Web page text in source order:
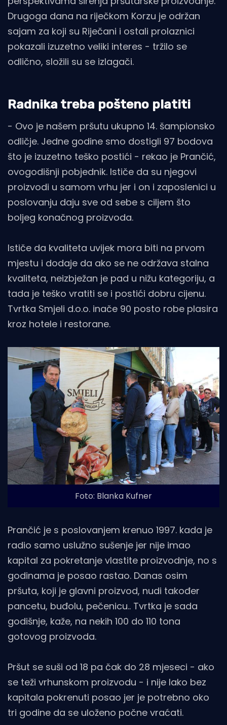
Drugoga dana na riječkom Korzu je održan
sajam za koji su Riječani i ostali prolaznici
pokazali izuzetno veliki interes - tržilo se
odlično, složili su se izlagači.
Radnika treba pošteno platiti
- Ovo je našem pršutu ukupno 14. šampionsko
odličje. Jedne godine smo dostigli 97 bodova
što je izuzetno teško postići - rekao je Prančić,
ovogodišnji pobjednik. Ističe da su njegovi
proizvodi u samom vrhu jer i on i zaposlenici u
poslovanju daju sve od sebe s ciljem što
boljeg konačnog proizvoda.
Ističe da kvaliteta uvijek mora biti na prvom
mjestu i dodaje da ako se ne održava stalna
kvaliteta, neizbježan je pad u nižu kategoriju, a
tada je teško vratiti se i postići dobru cijenu.
Tvrtka Smjeli d.o.o. inače 90 posto robe plasira
kroz hotele i restorane.
Foto: Blanka Kufner
Prančić je s poslovanjem krenuo 1997. kada je
radio samo uslužno sušenje jer nije imao
kapital za pokretanje vlastite proizvodnje, no s
godinama je posao rastao. Danas osim
pršuta, koji je glavni proizvod, nudi također
pancetu, buđolu, pečenicu.. Tvrtka je sada
godišnje, kaže, na nekih 100 do 110 tona
gotovog proizvoda.
Pršut se suši od 18 pa čak do 28 mjeseci - ako
se teži vrhunskom proizvodu - i nije lako bez
kapitala pokrenuti posao jer je potrebno oko
tri godine da se uloženo počne vraćati.